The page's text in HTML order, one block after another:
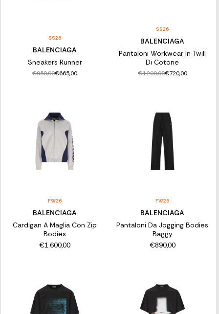
SS26
BALENCIAGA
Sneakers Runner
€950,00€665,00
SS26
BALENCIAGA
Pantaloni Workwear In Twill
Di Cotone
€1.200,00€720,00
FW26
BALENCIAGA
Cardigan A Maglia Con Zip
Bodies
€1.600,00
FW26
BALENCIAGA
Pantaloni Da Jogging Bodies
Baggy
€890,00